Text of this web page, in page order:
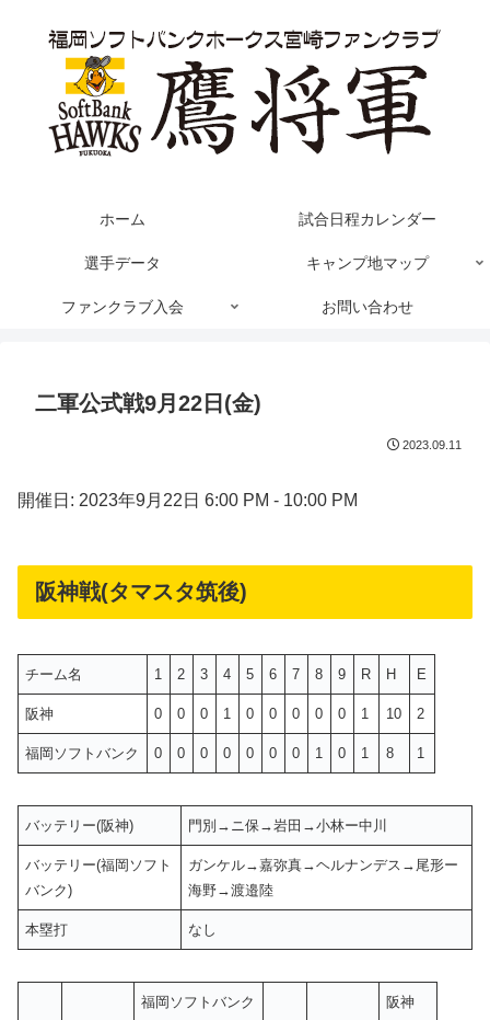
ホーム 試合日程カレンダー
選手データ キャンプ地マップ
ファンクラブ入会 お問い合わせ
二軍公式戦9月22日(金)
2023.09.11
開催日: 2023年9月22日 6:00 PM - 10:00 PM
阪神戦(タマスタ筑後)
チーム名 1 2 3 4 5 6 7 8 9 R H E
阪神 0 0 0 1 0 0 0 0 0 1 10 2
福岡ソフトバンク 0 0 0 0 0 0 0 1 0 1 8 1
バッテリー(阪神) 門別→ニ保→岩田→小林ー中川
バッテリー(福岡ソフト
バンク)
ガンケル→嘉弥真→ヘルナンデス→尾形ー
海野→渡邉陸
本塁打 なし
福岡ソフトバンク 阪神